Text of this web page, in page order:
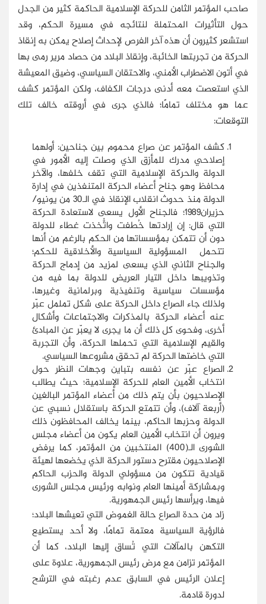
صاحب المؤتمر الثامن للحركة الإسلامية الحاكمة كثير من الجدل
حول التأثيرات المحتملة لنتائجه في مسيرة الحكم، وقد
استشعر كثيرون أن هذه آخر الفرص لإحداث إصلاح يمكن به إنقاذ
الحركة من تجربتها الخائبة، وإنقاذ البلاد من حصاد مرير رمى بها
في أتون الاضطراب الأمني، والاحتقان السياسي، وضيق المعيشة
الذي استعصت معه أدنى درجات الكفاف، ولكن المؤتمر كشف
عما هو مختلف تمامًا؛ فالذي جرى في أروقته خالف تلك
التوقعات:
كشف المؤتمر عن صراع محموم بين جناحين: أولهما
إصلاحي مدرك للمأزق الذي وصلت إليه الأمور في
الدولة والحركة الإسلامية التي تقف خلفها، والآخر
محافظ وهو جناح أعضاء الحركة المتنفذين في إدارة
الدولة منذ حدوث انقلاب الإنقاذ في الـ30 من يونيو/
حزيران1989؛ فالجناح الأول يسعى لاستعادة الحركة
التي قال: إن إرادتها خُطفت واتُّخذت غطاء للدولة
دون أن تتمكن بمؤسساتها من الحكم بالرغم من أنها
تتحمل المسؤولية السياسية والأخلاقية للحكم؛
والجناح الثاني الذي يسعى لمزيد من إدماج الحركة
وتذويبها داخل التيار العريض للدولة بما فيه من
مؤسسات سياسية وتنفيذية وبرلمانية وغيرها،
ولذلك جاء الصراع داخل الحركة على شكل تململ عبّر
عنه أعضاء الحركة بالمذكرات والاجتماعات وأشكال
أخرى، وفحوى كل ذلك أن ما يجرى لا يعبّر عن المبادئ
والقيم الإسلامية التي تحملها الحركة، وأن التجربة
التي خاضتها الحركة لم تحقق مشروعها السياسي.
الصراع عبّر عن نفسه بتباين وجهات النظر حول
انتخاب الأمين العام للحركة الإسلامية؛ حيث يطالب
الإصلاحيون بأن يتم ذلك من أعضاء المؤتمر البالغين
(أربعة آلاف)، وأن تتمتع الحركة باستقلال نسبي عن
الدولة وحزبها الحاكم، بينما يخالف المحافظون ذلك
ويرون أن انتخاب الأمين العام يكون من أعضاء مجلس
الشورى الـ(400) المنتخبين من المؤتمر، كما يرفض
الإصلاحيون مقترح دستور الحركة الذي يخضعها لهيئة
قيادية تتكون من مسؤولي الدولة والحزب الحاكم
وبمشاركة أمينها العام ونوابه ورئيس مجلس الشورى
فيها، ويرأسها رئيس الجمهورية.
زاد من حدة الصراع حالة الغموض التي تعيشها البلاد؛
فالرؤية السياسية معتمة تمامًا، ولا أحد يستطيع
التكهن بالمآلات التي تُساق إليها البلاد، كما أن
المؤتمر تزامن مع مرض رئيس الجمهورية، علاوة على
إعلان الرئيس في السابق عدم رغبته في الترشح
لدورة قادمة.